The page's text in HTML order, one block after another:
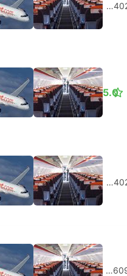
|الاقتصاد
|الاقتصاد 5.0
|الاقتصاد
|الاقتصاد